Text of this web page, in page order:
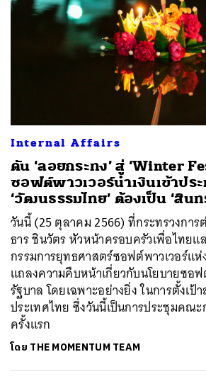
Internal Affairs
ดัน ‘ลอยกระทง’ สู่ ‘Winter
ซอฟต์พาวเวอร์นำเงินเข้าประ
‘วัฒนธรรมไทย’ ต้องเป็น ‘สิน
วันนี้ (25 ตุลาคม 2566) ที่กระทรวงการ
ธาร ชินวัตร หัวหน้าครอบครัวเพื่อไทย
กรรมการยุทธศาสตร์ซอฟต์พาวเวอร์แ
แถลงความคืบหน้าเกี่ยวกับนโยบายซอฟ
รัฐบาล โดยเฉพาะอย่างยิ่ง ในการตั้งเป้
ประเทศไทย ซึ่งวันนี้เป็นการประชุมคณะ
ครั้งแรก
โดย THE MOMENTUM TEAM
ค้นหา